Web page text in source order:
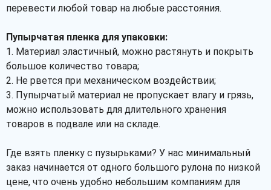
перевести любой товар на любые расстояния.
Пупырчатая пленка для упаковки:
1. Материал эластичный, можно растянуть и покрыть
большое количество товара;
2. Не рвется при механическом воздействии;
3. Пупырчатый материал не пропускает влагу и грязь,
можно использовать для длительного хранения
товаров в подвале или на складе.
Где взять пленку с пузырьками? У нас минимальный
заказ начинается от одного большого рулона по низкой
цене, что очень удобно небольшим компаниям для